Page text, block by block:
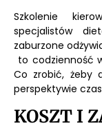
Szkolenie
specjalistów
zaburzone
to codzienność
Co zrobić, żeby
perspektywie
KOSZT I